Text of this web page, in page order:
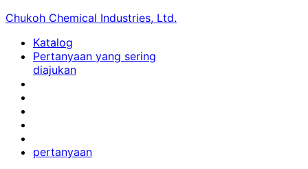
Chukoh Chemical Industries, Ltd.
Katalog
Pertanyaan yang sering
diajukan
pertanyaan